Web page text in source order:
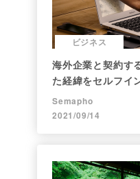
ビジネス
海外企業と契約す
た経緯をセルフイ
Semapho
2021/09/14